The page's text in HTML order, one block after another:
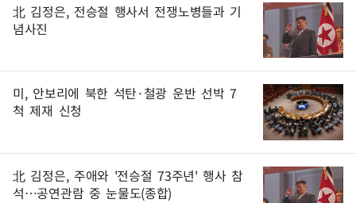
北 김정은, 전승절 행사서 전쟁노병들과 기
념사진
미, 안보리에 북한 석탄·철광 운반 선박 7
척 제재 신청
北 김정은, 주애와 '전승절 73주년' 행사 참
석…공연관람 중 눈물도(종합)